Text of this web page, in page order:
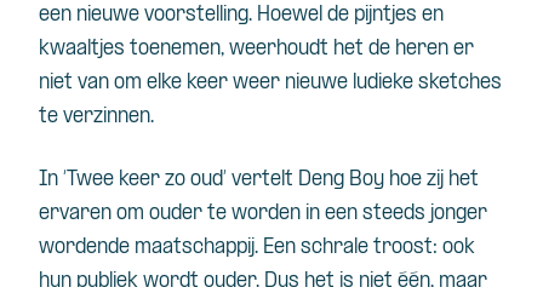
een nieuwe voorstelling. Hoewel de pijntjes en
kwaaltjes toenemen, weerhoudt het de heren er
niet van om elke keer weer nieuwe ludieke sketches
te verzinnen.
In ‘Twee keer zo oud’ vertelt Deng Boy hoe zij het
ervaren om ouder te worden in een steeds jonger
wordende maatschappij. Een schrale troost: ook
hun publiek wordt ouder. Dus het is niet één, maar